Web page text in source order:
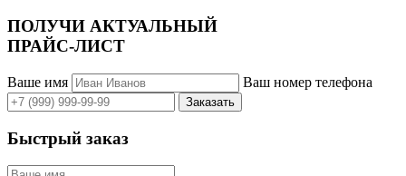
ПОЛУЧИ АКТУАЛЬНЫЙ
ПРАЙС-ЛИСТ
Ваше имя Ваш номер телефона
Быстрый заказ